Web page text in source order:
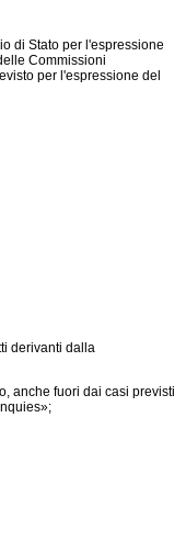
di Stato per l'espressione
Commissioni
per l'espressione del
derivanti dalla
anche fuori dai casi previsti